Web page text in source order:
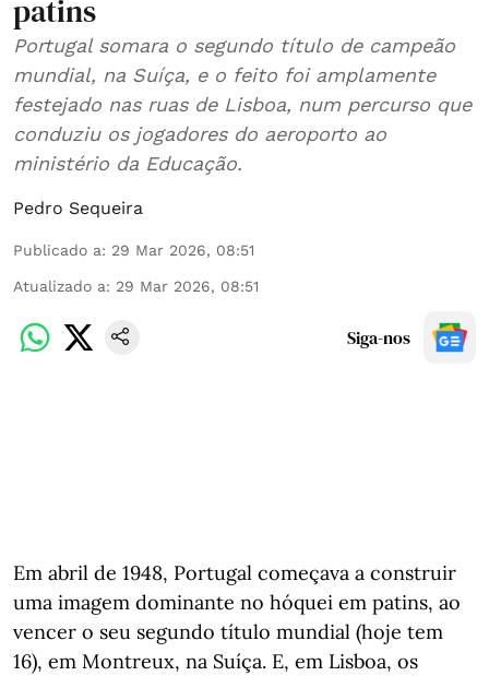
patins
Portugal somara o segundo título de campeão
mundial, na Suíça, e o feito foi amplamente
festejado nas ruas de Lisboa, num percurso que
conduziu os jogadores do aeroporto ao
ministério da Educação.
Pedro Sequeira
Publicado a: 29 Mar 2026, 08:51
Atualizado a: 29 Mar 2026, 08:51
Siga-nos
Em abril de 1948, Portugal começava a construir
uma imagem dominante no hóquei em patins, ao
vencer o seu segundo título mundial (hoje tem
16), em Montreux, na Suíça. E, em Lisboa, os